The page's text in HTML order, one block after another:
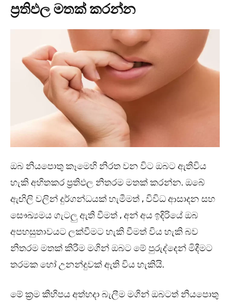
ප්‍රතිඵල මතක් කරන්න
ඔබ නියපොතු කෑමෙහි නිරත වන විට ඔබට ඇතිවිය
හැකි අහිතකර ප්‍රතිඵල නිතරම මතක් කරන්න. ඔබේ
ඇඟිලි වලින් දුර්ගන්ධයක් හැමීමත් , විවිධ ආසාදන සහ
සෞඛ්‍යමය ගැටලු ඇති වීමත් , අන් අය ඉදිරියේ ඔබ
අපහසුතාවයට ලක්වීමට හැකි වීමත් විය හැකි බව
නිතරම මතක් කිරීම මගින් ඔබට මේ පුරුද්දෙන් මිදීමට
තරමක හෝ උනන්දුවක් ඇති විය හැකියි.
මේ ක්‍රම කිහිපය අත්හදා බැලීම මගින් ඔබටත් නියපොතු